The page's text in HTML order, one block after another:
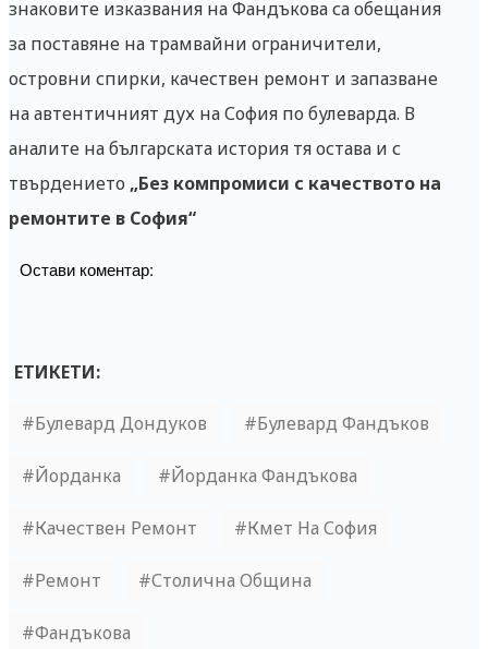
знаковите изказвания на Фандъкова са обещания
за поставяне на трамвайни ограничители,
островни спирки, качествен ремонт и запазване
на автентичният дух на София по булеварда. В
аналите на българската история тя остава и с
твърдението „Без компромиси с качеството на
ремонтите в София“
Остави коментар:
ЕТИКЕТИ:
Булевард Дондуков Булевард Фандъков
Йорданка Йорданка Фандъкова
Качествен Ремонт Кмет На София
Ремонт Столична Община
Фандъкова